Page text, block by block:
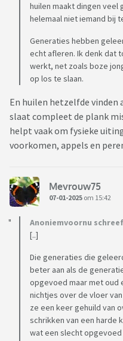
huilen maakt dingen veel
helemaal niet iemand bij
Generaties hebben
echt afleren. Ik denk dat
werkt, net zoals boze
op los te slaan.
En huilen hetzelfde vinden
slaat compleet de plank
helpt vaak om fysieke
voorkomen, appels en
Mevrouw75
07-01-2025 om 15:42
Anoniemvoornu schreef
[..]
Die generaties die
beter aan als de
opgevoed maar met oud
nichtjes over de vloer
ze een keer gehuild van
schrikken van een harde
wat een slecht